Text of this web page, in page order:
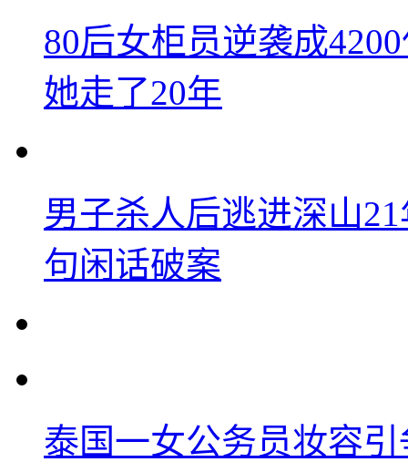
80后女柜员逆袭成
她走了20年
男子杀人后逃进深山
句闲话破案
泰国一女公务员妆容